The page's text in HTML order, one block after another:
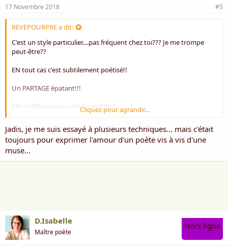
17 Novembre 2018 #5
REVEPOURPRE a dit:
C'est un style particulier....pas fréquent chez toi??? Je me trompe
peut-être??
EN tout cas c'est subtilement poétisé!!
Un PARTAGE épatant!!!
Merci d'être revenu t'extasier!!!!lol
amitiés
RP
Cliquez pour agrandir...
Jadis, je me suis essayé à plusieurs techniques... mais c'était
toujours pour exprimer l'amour d'un poète vis à vis d'une
muse...
D.Isabelle
Maître poète
Hors ligne